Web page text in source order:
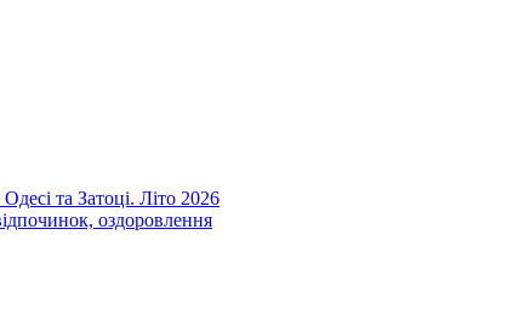
та Затоці. Літо 2026
оздоровлення